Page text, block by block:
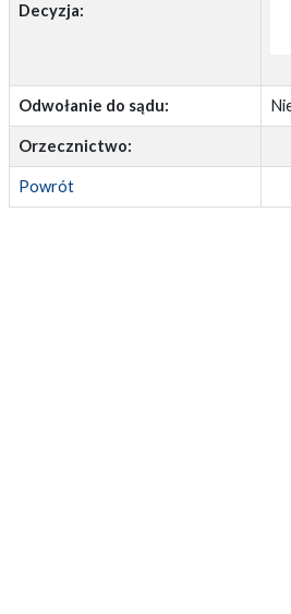
Decyzja:
Odwołanie do sądu:
Orzecznictwo:
Powrót